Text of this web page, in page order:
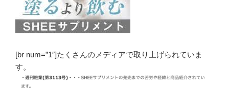
[br num=”1″]たくさんのメディアで取り上げられていま
す。